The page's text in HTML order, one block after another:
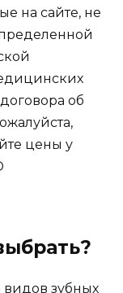
на сайте, не
об
цены у
видов зубных